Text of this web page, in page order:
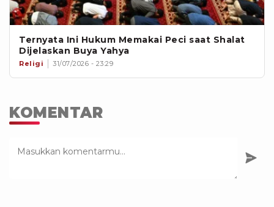
Ternyata Ini Hukum Memakai Peci saat Shalat
Dijelaskan Buya Yahya
Religi 31/07/2026 - 23:29
KOMENTAR